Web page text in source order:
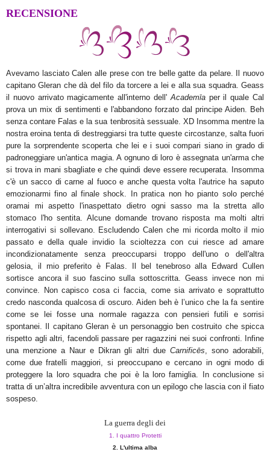
RECENSIONE
Avevamo lasciato Calen alle prese con tre belle gatte da pelare. Il nuovo
capitano Gleran che dà del filo da torcere a lei e alla sua squadra. Geass
il nuovo arrivato magicamente all'interno dell' Academīaper il quale Cal
prova un mix di sentimenti e l'abbandono forzato dal principe Aiden. Beh
senza contare Falas e la sua tenbrosità sessuale. XD Insomma mentre la
nostra eroina tenta di destreggiarsi tra tutte queste circostanze, salta fuori
pure la sorprendente scoperta che lei e i suoi compari siano in grado di
padroneggiare un'antica magia. A ognuno di loro è assegnata un'arma che
si trova in mani sbagliate e che quindi deve essere recuperata. Insomma
c'è un sacco di carne al fuoco e anche questa volta l'autrice ha saputo
emozionarmi fino al finale shock. In pratica non ho pianto solo perché
oramai mi aspetto l'inaspettato dietro ogni sasso ma la stretta allo
stomaco l'ho sentita. Alcune domande trovano risposta ma molti altri
interrogativi si sollevano. Escludendo Calen che mi ricorda molto il mio
passato e della quale invidio la scioltezza con cui riesce ad amare
incondizionatamente senza preoccuparsi troppo dell'uno o dell'altra
gelosia, il mio preferito è Falas. Il bel tenebroso alla Edward Cullen
sortisce ancora il suo fascino sulla sottoscritta. Geass invece non mi
convince. Non capisco cosa ci faccia, come sia arrivato e soprattutto
credo nasconda qualcosa di oscuro. Aiden beh è l’unico che la fa sentire
come se lei fosse una normale ragazza con pensieri futili e sorrisi
spontanei. Il capitano Gleran è un personaggio ben costruito che spicca
rispetto agli altri, facendoli passare per ragazzini nei suoi confronti. Infine
una menzione a Naur e Dikran gli altri dueCarnificēs , sono adorabili,
come due fratelli maggiori, si preoccupano e cercano in ogni modo di
proteggere la loro squadra che poi è la loro famiglia. In conclusione si
tratta di un’altra incredibile avventura con un epilogo che lascia con il fiato
sospeso.
La guerra degli dei
1. I quattro Protetti
2. L'ultima alba